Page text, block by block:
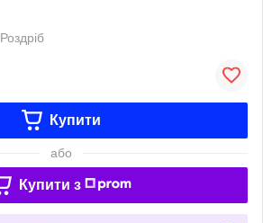
Роздріб
Купити
або
Купити з